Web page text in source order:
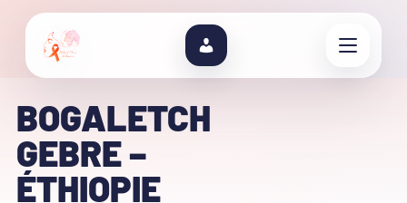
BOGALETCH
GEBRE –
ÉTHIOPIE